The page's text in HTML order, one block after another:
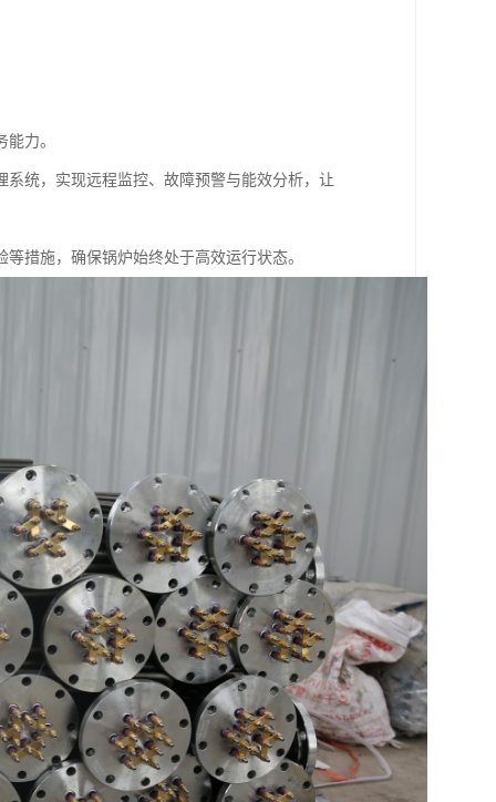
力。
统，实现远程监控、故障预警与能效分析，让
措施，确保锅炉始终处于高效运行状态。